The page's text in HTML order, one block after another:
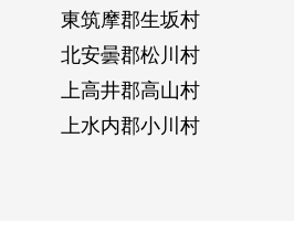
東筑摩郡生坂村
北安曇郡松川村
上高井郡高山村
上水内郡小川村